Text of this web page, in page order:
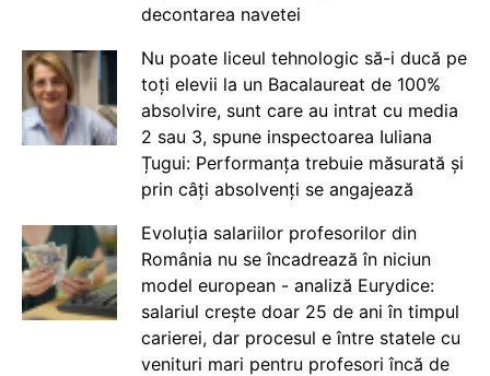
decontarea navetei
Nu poate liceul tehnologic să-i ducă pe
toți elevii la un Bacalaureat de 100%
absolvire, sunt care au intrat cu media
2 sau 3, spune inspectoarea Iuliana
Țugui: Performanța trebuie măsurată și
prin câți absolvenți se angajează
Evoluția salariilor profesorilor din
România nu se încadrează în niciun
model european - analiză Eurydice:
salariul crește doar 25 de ani în timpul
carierei, dar procesul e între statele cu
venituri mari pentru profesori încă de